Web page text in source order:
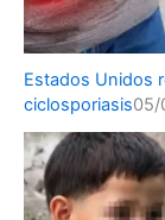
Estados Unidos
ciclosporiasis05/